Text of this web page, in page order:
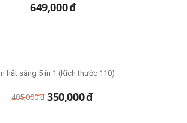
649,000đ
hắt sáng 5 in 1 (Kích thước 110)
485,000 đ 350,000đ